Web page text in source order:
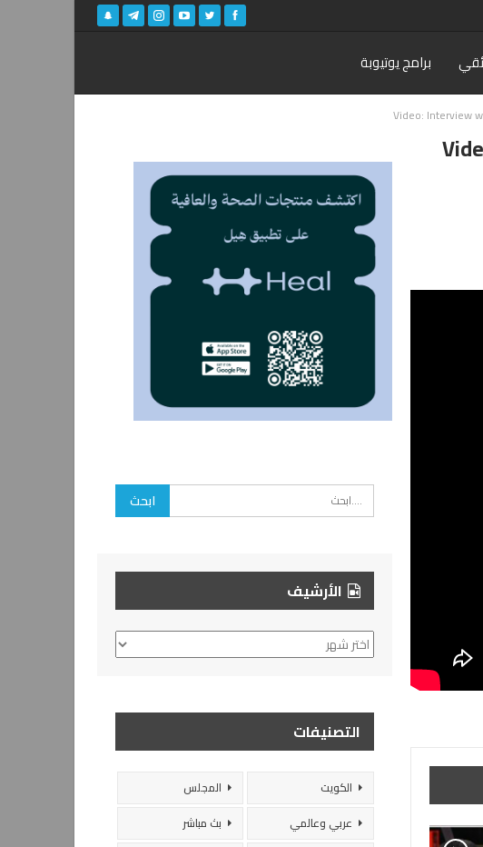
برامج يوتيوبة
Video: Interview
الأرشيف
الأرشيف
التصنيفات
الكويت
المجلس
عربي وعالمي
بث مباشر